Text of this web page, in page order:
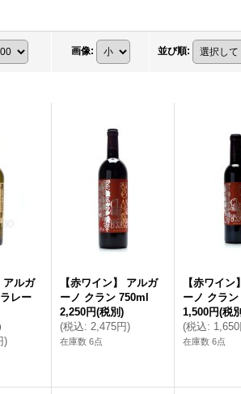
画像: 並び順:
アルガ
レー
)
【赤ワイン】 アルガ
ーノ クラン 750ml
2,250円(税別)
(税込: 2,475円)
在庫数 6点
【赤ワイン
ーノ クラン
1,500円(税
(税込: 1,650
在庫数 6点